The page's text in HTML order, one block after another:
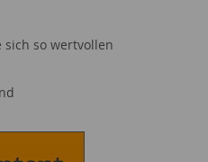
sich so wertvollen